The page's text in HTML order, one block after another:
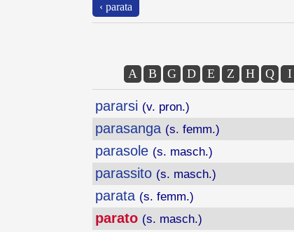
‹ parata
A B G D E Z H Q I
pararsi (v. pron.)
parasanga (s. femm.)
parasole (s. masch.)
parassito (s. masch.)
parata (s. femm.)
parato (s. masch.)